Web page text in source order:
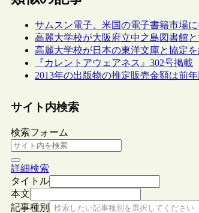
サムスン電子、米国の電子書籍市場に
高麗大学校が大阪府立中之島図書館
高麗大学校が日本の東洋文庫と協定
『カレントアウェアネス』302号掲載
2013年の出版物の推定販売金額は前
サイト内検索
検索フォーム
詳細検索
タイトル
本文
記事種別
検索したい記事種別を選択してください